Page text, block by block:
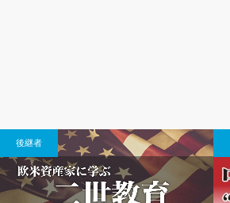
後継者